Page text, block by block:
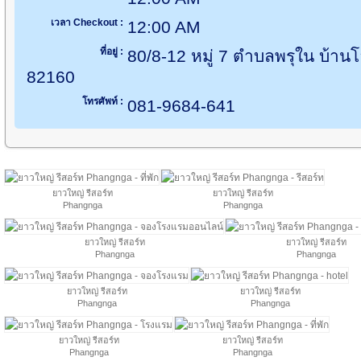
เวลา Checkout : 12:00 AM
ที่อยู่ : 80/8-12 หมู่ 7 ตำบลพรุใน บ้านโ
82160
โทรศัพท์ : 081-9684-641
ยาวใหญ่ รีสอร์ท
Phangnga
ยาวใหญ่ รีสอร์ท
Phangnga
ยาวใหญ่ รีสอร์ท
Phangnga
ยาวใหญ่ รีสอร์ท
Phangnga
ยาวใหญ่ รีสอร์ท
Phangnga
ยาวใหญ่ รีสอร์ท
Phangnga
ยาวใหญ่ รีสอร์ท
Phangnga
ยาวใหญ่ รีสอร์ท
Phangnga